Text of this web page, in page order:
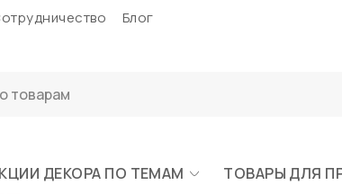
Блог
ДЕКОРА ПО ТЕМАМ ТОВАРЫ ДЛЯ